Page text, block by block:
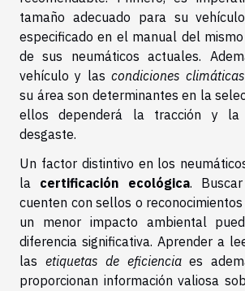
tamaño adecuado para su
especificado en el manual del
de sus neumáticos actuales.
vehículo y las condiciones climáticas
su área son determinantes en la
ellos dependerá la tracción y la
desgaste.
Un factor distintivo en los
la certificación ecológica.
cuenten con sellos o
un menor impacto ambiental
diferencia significativa. Aprender a
las etiquetas de eficienciaes
proporcionan información valiosa